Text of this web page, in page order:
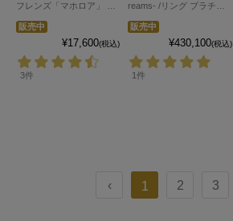
フレンズ「マホロア」 イ
販売中
¥17,600(税込)
3件
reams- /リング プラチナ
販売中
¥430,100(税込)
1件
‹ 1 2 3